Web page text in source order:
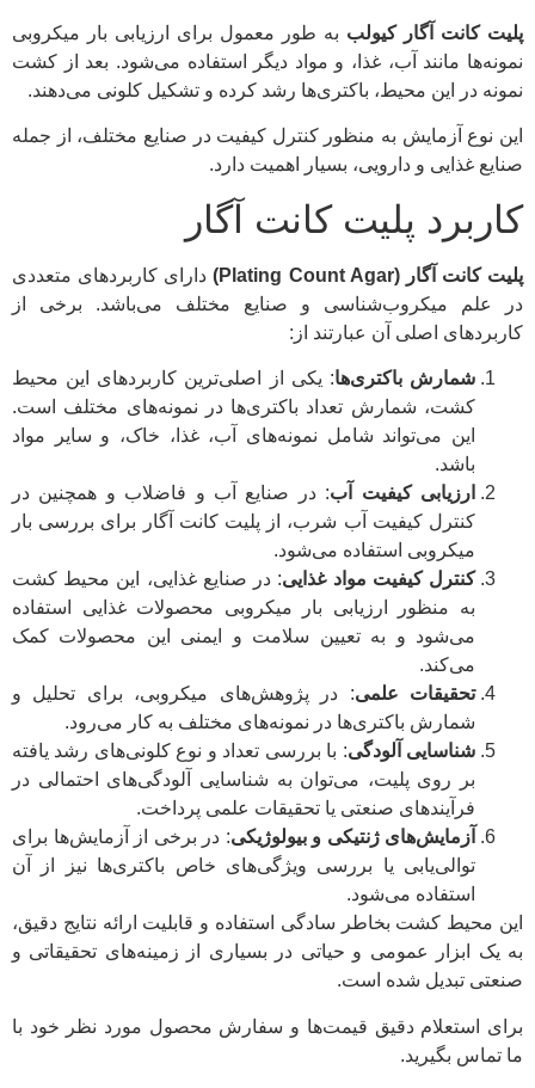
پلیت کانت آگار کیولب به طور معمول برای ارزیابی بار میکروبی
نمونه‌ها مانند آب، غذا، و مواد دیگر استفاده می‌شود. بعد از کشت
نمونه در این محیط، باکتری‌ها رشد کرده و تشکیل کلونی می‌دهند.
این نوع آزمایش به منظور کنترل کیفیت در صنایع مختلف، از جمله
صنایع غذایی و دارویی، بسیار اهمیت دارد.
کاربرد پلیت کانت آگار
پلیت کانت آگار (Plating Count Agar)
دارای کاربردهای متعددی
در علم میکروب‌شناسی و صنایع مختلف می‌باشد. برخی از
کاربردهای اصلی آن عبارتند از:
شمارش باکتری‌ها: یکی از اصلی‌ترین کاربردهای این محیط
کشت، شمارش تعداد باکتری‌ها در نمونه‌های مختلف است.
این می‌تواند شامل نمونه‌های آب، غذا، خاک، و سایر مواد
باشد.
ارزیابی کیفیت آب: در صنایع آب و فاضلاب و همچنین در
کنترل کیفیت آب شرب، از پلیت کانت آگار برای بررسی بار
میکروبی استفاده می‌شود.
کنترل کیفیت مواد غذایی: در صنایع غذایی، این محیط کشت
به منظور ارزیابی بار میکروبی محصولات غذایی استفاده
می‌شود و به تعیین سلامت و ایمنی این محصولات کمک
می‌کند.
تحقیقات علمی: در پژوهش‌های میکروبی، برای تحلیل و
شمارش باکتری‌ها در نمونه‌های مختلف به کار می‌رود.
شناسایی آلودگی: با بررسی تعداد و نوع کلونی‌های رشد یافته
بر روی پلیت، می‌توان به شناسایی آلودگی‌های احتمالی در
فرآیندهای صنعتی یا تحقیقات علمی پرداخت.
آزمایش‌های ژنتیکی و بیولوژیکی: در برخی از آزمایش‌ها برای
توالی‌یابی یا بررسی ویژگی‌های خاص باکتری‌ها نیز از آن
استفاده می‌شود.
این محیط کشت بخاطر سادگی استفاده و قابلیت ارائه نتایج دقیق،
به یک ابزار عمومی و حیاتی در بسیاری از زمینه‌های تحقیقاتی و
صنعتی تبدیل شده است.
برای استعلام دقیق قیمت‌ها و سفارش محصول مورد نظر خود با
ما تماس بگیرید.